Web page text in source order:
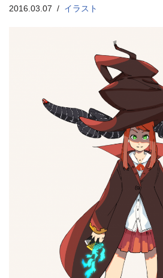
2016.03.07 イラスト